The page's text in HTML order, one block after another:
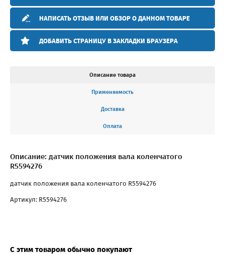
НАПИСАТЬ ОТЗЫВ ИЛИ ОБЗОР О ДАННОМ ТОВАРЕ
ДОБАВИТЬ СТРАНИЦУ В ЗАКЛАДКИ БРАУЗЕРА
Описание товара
Применяемость
Доставка
Оплата
Описание: датчик положения вала коленчатого
R5594276
датчик положения вала коленчатого R5594276
Артикул: R5594276
С этим товаром обычно покупают